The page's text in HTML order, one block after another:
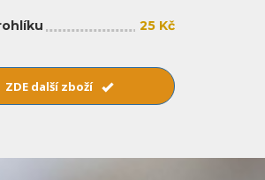
25 Kč
ZDE další zboží